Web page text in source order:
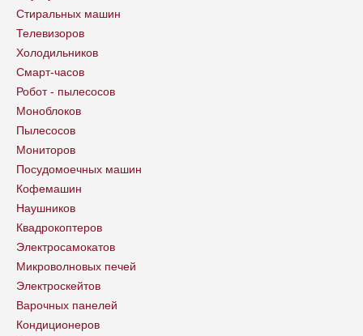
Стиральных машин
Телевизоров
Холодильников
Смарт-часов
Робот - пылесосов
Моноблоков
Пылесосов
Мониторов
Посудомоечных машин
Кофемашин
Наушников
Квадрокоптеров
Электросамокатов
Микроволновых печей
Электроскейтов
Варочных панелей
Кондиционеров